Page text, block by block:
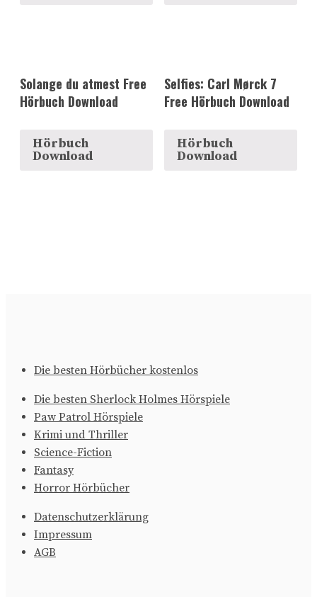
Solange du atmest Free
Hörbuch Download
Hörbuch
Download
Selfies: Carl Mørck 7
Free Hörbuch Download
Hörbuch
Download
Die besten Hörbücher kostenlos
Die besten Sherlock Holmes Hörspiele
Paw Patrol Hörspiele
Krimi und Thriller
Science-Fiction
Fantasy
Horror Hörbücher
Datenschutzerklärung
Impressum
AGB